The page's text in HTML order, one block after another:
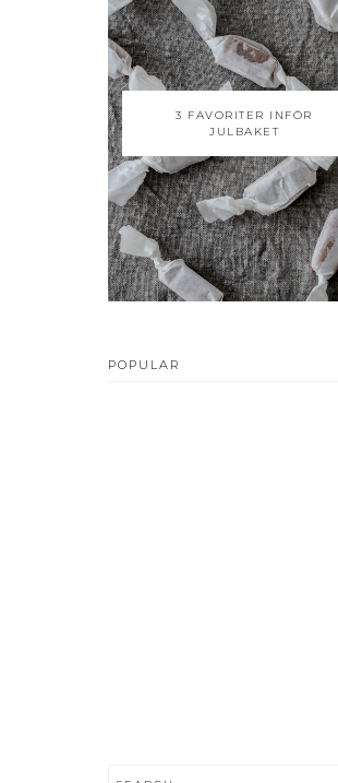
3 FAVORITER INFÖR
JULBAKET
POPULAR